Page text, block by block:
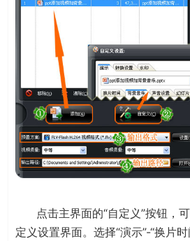
点击主界面的“自定义”按钮，可
定义设置界面。选择“演示”-“换片